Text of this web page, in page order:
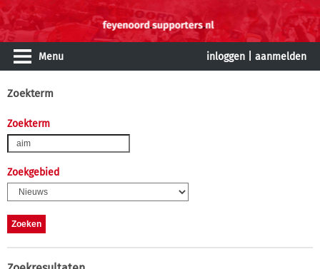
Menu inloggen aanmelden
Zoekterm
Zoekterm
Zoekgebied